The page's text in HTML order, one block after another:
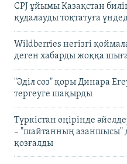
CPJ ұйымы Қазақстан
қудалауды тоқтатуға
Wildberries негізгі
деген хабарды жоққа
"Әділ сөз" қоры Динара
тергеуге шақырды
Түркістан өңірінде
– "шайтанның азаншысы"
қозғалды